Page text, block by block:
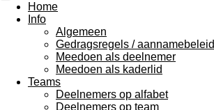
Home
Info
Algemeen
Gedragsregels / aannamebeleid
Meedoen als deelnemer
Meedoen als kaderlid
Teams
Deelnemers op alfabet
Deelnemers op team